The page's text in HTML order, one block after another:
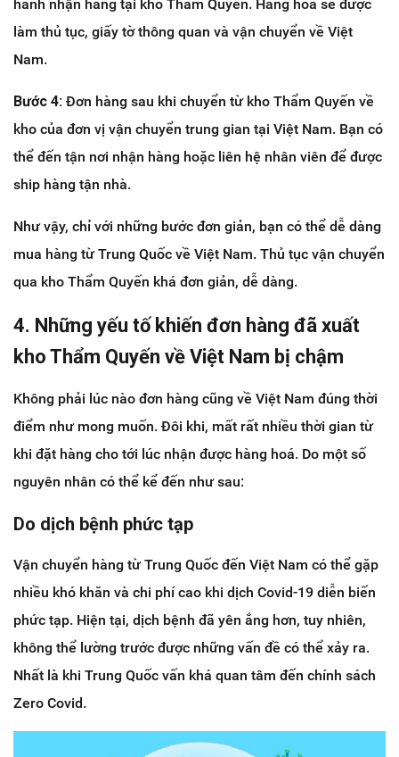
hành nhận hàng tại kho Thẩm Quyến. Hàng hóa sẽ được
làm thủ tục, giấy tờ thông quan và vận chuyển về Việt
Nam.
Bước 4: Đơn hàng sau khi chuyển từ kho Thẩm Quyến về
kho của đơn vị vận chuyển trung gian tại Việt Nam. Bạn có
thể đến tận nơi nhận hàng hoặc liên hệ nhân viên để được
ship hàng tận nhà.
Như vậy, chỉ với những bước đơn giản, bạn có thể dễ dàng
mua hàng từ Trung Quốc về Việt Nam. Thủ tục vận chuyển
qua kho Thẩm Quyến khá đơn giản, dễ dàng.
4. Những yếu tố khiến đơn hàng đã xuất
kho Thẩm Quyến về Việt Nam bị chậm
Không phải lúc nào đơn hàng cũng về Việt Nam đúng thời
điểm như mong muốn. Đôi khi, mất rất nhiều thời gian từ
khi đặt hàng cho tới lúc nhận được hàng hoá. Do một số
nguyên nhân có thể kể đến như sau:
Do dịch bệnh phức tạp
Vận chuyển hàng từ Trung Quốc đến Việt Nam có thể gặp
nhiều khó khăn và chi phí cao khi dịch Covid-19 diễn biến
phức tạp. Hiện tại, dịch bệnh đã yên ắng hơn, tuy nhiên,
không thể lường trước được những vấn đề có thể xảy ra.
Nhất là khi Trung Quốc vấn khá quan tâm đến chính sách
Zero Covid.